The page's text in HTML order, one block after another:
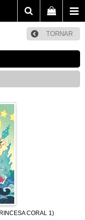
TORNAR
CORAL 1)